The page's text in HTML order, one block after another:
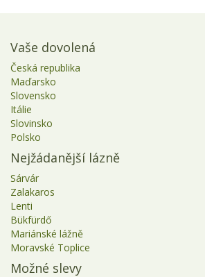
Vaše dovolená
Česká republika
Maďarsko
Slovensko
Itálie
Slovinsko
Polsko
Nejžádanější lázně
Sárvár
Zalakaros
Lenti
Bükfürdő
Mariánské lážně
Moravské Toplice
Možné slevy